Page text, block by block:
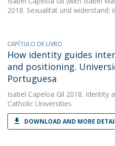
2018. Sexualität und
CAPÍTULO DE LIVRO
How identity guides
and positioning.
Portuguesa
Isabel Capeloa Gil 2018. Identity
Catholic Universities
DOWNLOAD AND MORE